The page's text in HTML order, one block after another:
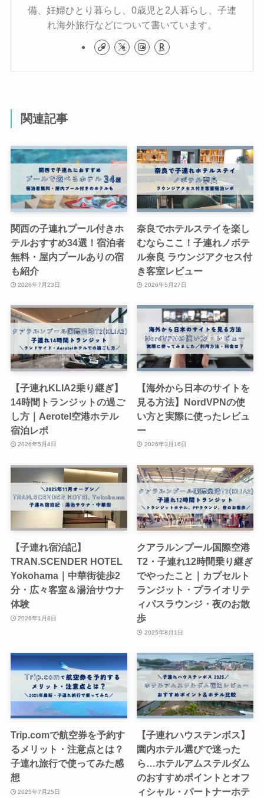
備、妊婦ひとり暮らし、0歳児と2人暮らし、子連
れ海外旅行などについて書いています。
関連記事
関西の子連れプール付きホ
テルおすすめ34選！宿泊者
無料・屋内プールありの宿
も紹介
2026年7月23日
奈良でホテルステイを楽し
むならここ！子連れノボテ
ル奈良 ラウンジアクセス付
き客室レビュー
2026年5月27日
【子連れKLIA2乗り継ぎ】
14時間トランジットの過ご
し方｜Aerotel空港ホテル
宿泊レポ
2026年5月4日
【海外から日本のサイトを
見る方法】NordVPNの使
い方と実際に使ったレビュ
ー
2026年3月16日
【子連れ宿泊記】
TRAN.SCENDER HOTEL
Yokohama｜中華街徒歩2
分・広々客室＆湯治サウナ
体験
2026年1月8日
クアラルンプール国際空港
T2・子連れ12時間乗り継ぎ
でやったこと｜カプセルト
ランジット・プライオリテ
ィパスラウンジ・夜のお散
歩
2025年8月1日
Trip.comで航空券を予約す
るメリット・注意点とは？
子連れ旅行で使ってみた感
想
2025年7月25日
【子連れハウステンボス】
園内ホテル選びで迷った
ら…ホテルアムステルダム
のおすすめポイントとオフ
ィシャル・パートナーホテ